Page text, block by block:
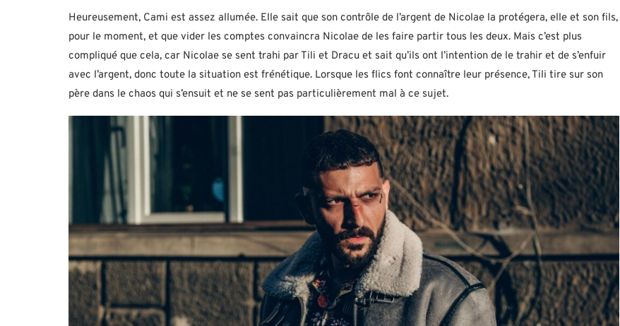
Heureusement, Cami est assez allumée. Elle sait que son contrôle de l’argent de Nicolae la protégera, elle et son fils,
pour le moment, et que vider les comptes convaincra Nicolae de les faire partir tous les deux. Mais c’est plus
compliqué que cela, car Nicolae se sent trahi par Tili et Dracu et sait qu’ils ont l’intention de le trahir et de s’enfuir
avec l’argent, donc toute la situation est frénétique. Lorsque les flics font connaître leur présence, Tili tire sur son
père dans le chaos qui s’ensuit et ne se sent pas particulièrement mal à ce sujet.